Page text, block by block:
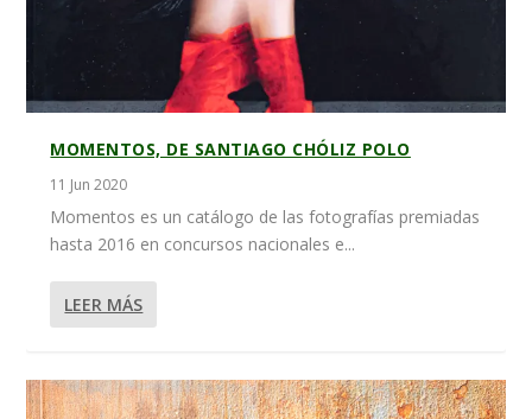
MOMENTOS, DE SANTIAGO CHÓLIZ POLO
11 Jun 2020
Momentos es un catálogo de las fotografías premiadas
hasta 2016 en concursos nacionales e...
LEER MÁS